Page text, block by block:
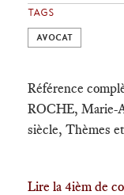
TAGS
AVOCAT
Référence
ROCHE, Marie-
siècle, Thèmes
Lire la 4ièm de